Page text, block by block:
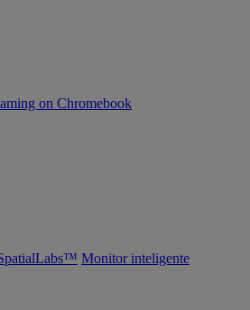
on Chromebook
Monitor inteligente